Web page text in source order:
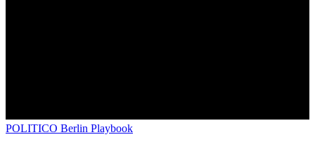
POLITICO Berlin Playbook